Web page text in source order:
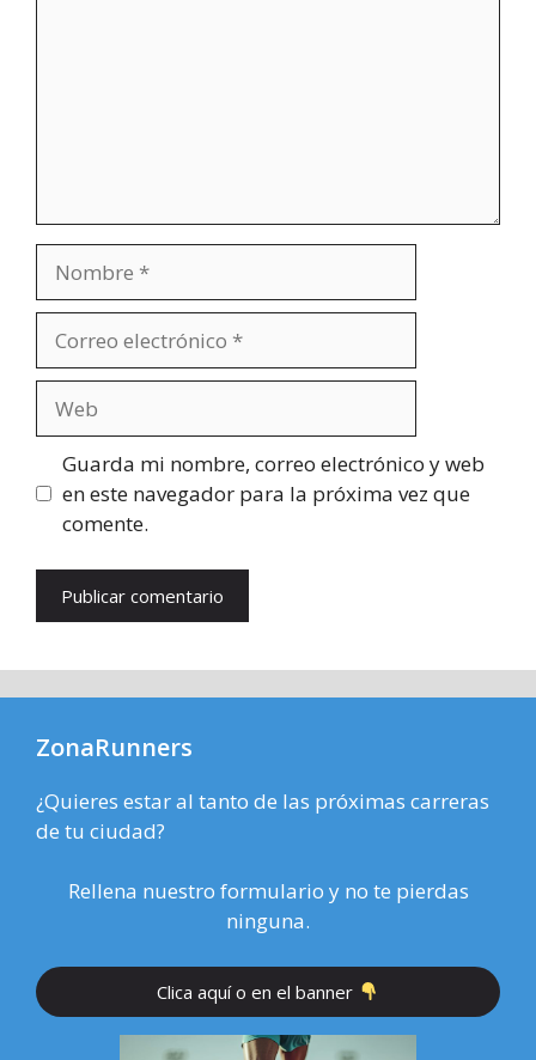
electrónico
Guarda mi nombre, correo electrónico y web
en este navegador para la próxima vez que
comente.
ZonaRunners
¿Quieres estar al tanto de las próximas carreras
de tu ciudad?
Rellena nuestro formulario y no te pierdas
ninguna.
Clica aquí o en el banner